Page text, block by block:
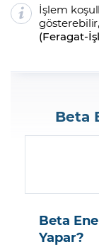
İşlem
(Feragat-
Beta
Beta
Yapar?